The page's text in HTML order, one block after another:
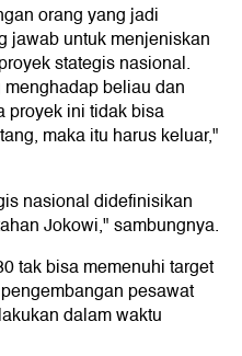
orang yang jadi
jawab untuk menjeniskan
stategis nasional.
beliau dan
proyek ini tidak bisa
maka itu harus keluar,"
nasional didefinisikan
Jokowi," sambungnya.
tak bisa memenuhi target
pesawat
dalam waktu